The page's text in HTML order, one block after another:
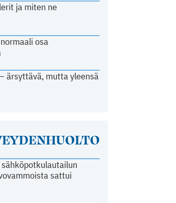
ja miten ne
osa
ärsyttävä, mutta yleensä
sattui